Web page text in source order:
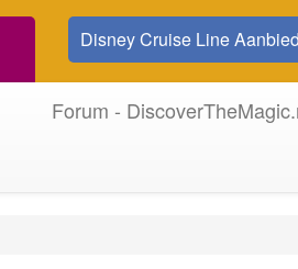
Disney Cruise Line
Forum -